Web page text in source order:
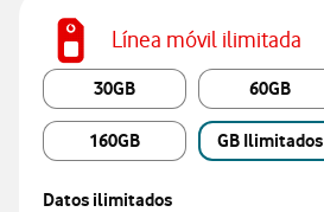
Línea móvil ilimitada
30GB 60GB
160GB GB Ilimitados
Datos ilimitados